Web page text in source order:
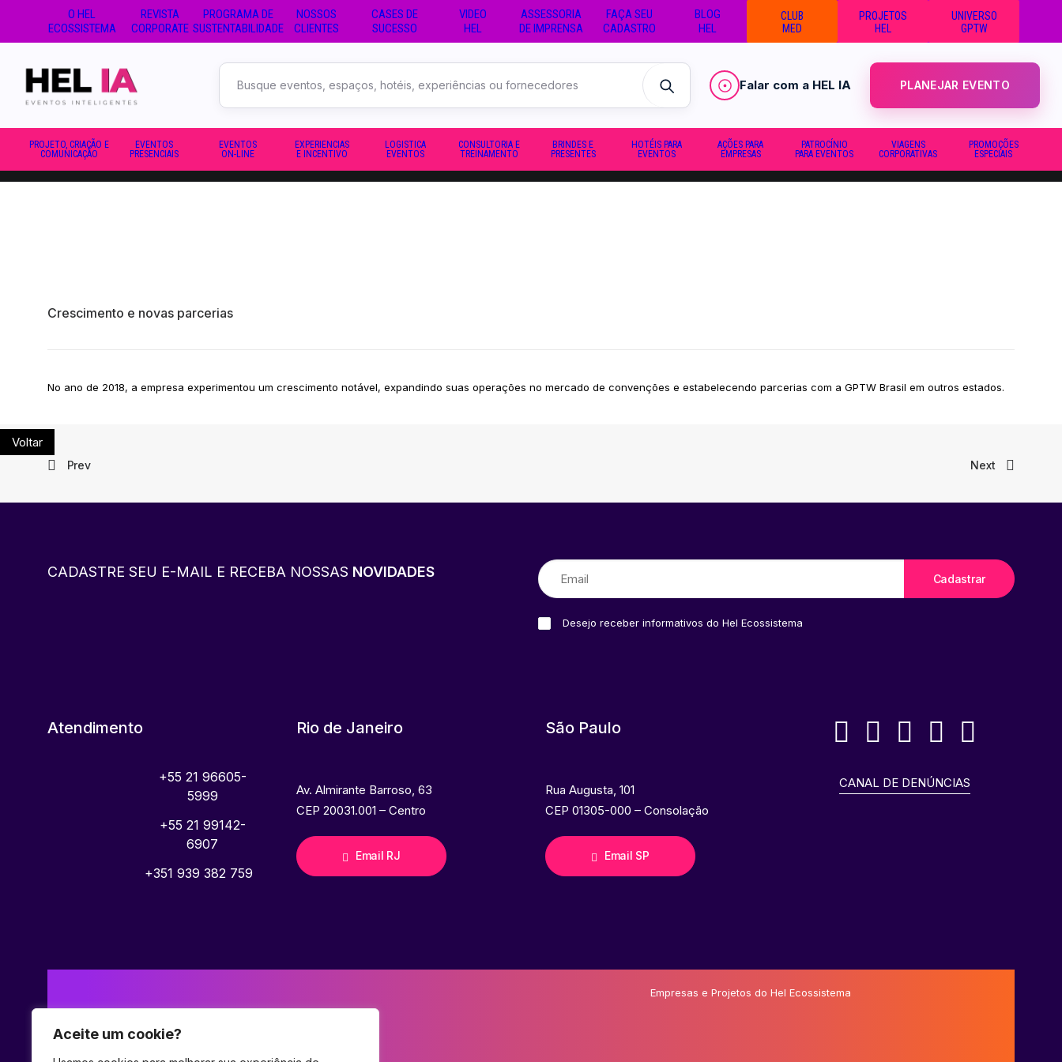
Aceite um cookie?
O HEL
ECOSSISTEMA
REVISTA
CORPORATE
PROGRAMA DE
SUSTENTABILIDADE
NOSSOS
CLIENTES
CASES DE
SUCESSO
VIDEO
HEL
ASSESSORIA
DE IMPRENSA
FAÇA SEU
CADASTRO
BLOG
HEL
CLUB
MED
PROJETOS
HEL
UNIVERSO
GPTW
Falar com a HEL IA PLANEJAR EVENTO
PROJETO, CRIAÇÃO E
COMUNICAÇÃO
EVENTOS
PRESENCIAIS
EVENTOS
ON-LINE
EXPERIENCIAS
E INCENTIVO
LOGISTICA
EVENTOS
CONSULTORIA E
TREINAMENTO
BRINDES E
PRESENTES
HOTÉIS PARA
EVENTOS
AÇÕES PARA
EMPRESAS
PATROCÍNIO
PARA EVENTOS
VIAGENS
CORPORATIVAS
PROMOÇÕES
ESPECIAIS
Crescimento e novas parcerias
No ano de 2018, a empresa experimentou um crescimento notável, expandindo suas operações no mercado de convenções e estabelecendo parcerias com a GPTW Brasil em outros estados.
Prev Next
CADASTRE SEU E-MAIL E RECEBA NOSSAS NOVIDADES
Desejo receber informativos do Hel Ecossistema
Atendimento
+55 21 96605-
5999
+55 21 99142-
6907
+351 939 382 759
Rio de Janeiro
Av. Almirante Barroso, 63
CEP 20031.001 – Centro
Email RJ
São Paulo
Rua Augusta, 101
CEP 01305-000 – Consolação
Email SP
Voltar
CANAL DE DENÚNCIAS
Empresas e Projetos do Hel Ecossistema